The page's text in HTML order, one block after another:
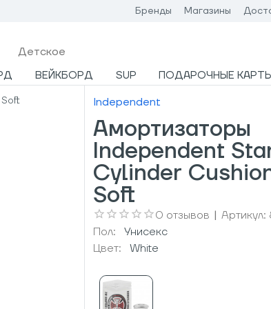
Бренды Магазины
Детское
ВЕЙКБОРД SUP ПОДАРОЧНЫЕ
Independent
Амортизаторы
Independent
Cylinder
Soft
0 отзывов | Артикул:
Пол:
Унисекс
Цвет:
White